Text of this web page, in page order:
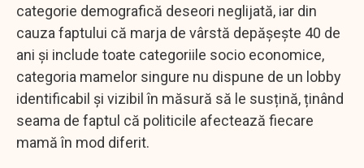
categorie demografică deseori neglijată, iar din
cauza faptului că marja de vârstă depășește 40 de
ani și include toate categoriile socio economice,
categoria mamelor singure nu dispune de un lobby
identificabil și vizibil în măsură să le susțină, ținând
seama de faptul că politicile afectează fiecare
mamă în mod diferit.